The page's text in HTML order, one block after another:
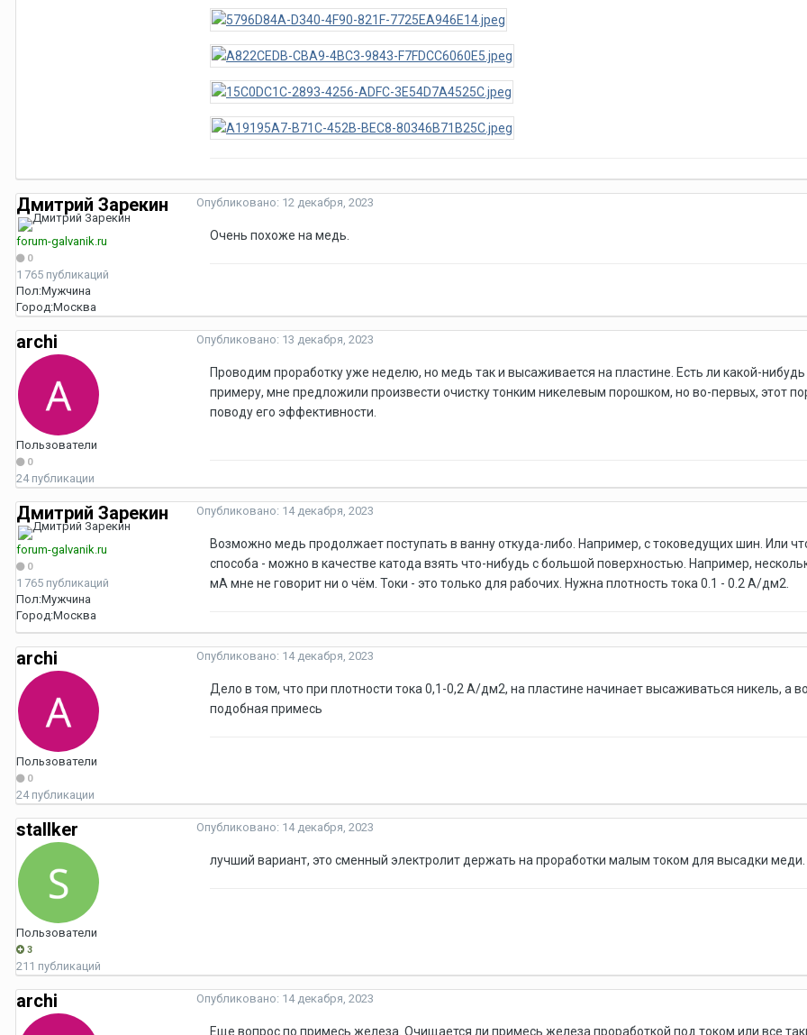
Дмитрий Зарекин
forum-galvanik.ru
0
1 765 публикаций
Пол:Мужчина
Город:Москва
Опубликовано: 12 декабря, 2023
Очень похоже на медь.
archi
Пользователи
0
24 публикации
Опубликовано: 13 декабря, 2023
Проводим проработку уже неделю, но медь так и высаживается на пластине. Есть ли какой-
примеру, мне предложили произвести очистку тонким никелевым порошком, но во-первых, этот
поводу его эффективности.
Дмитрий Зарекин
forum-galvanik.ru
0
1 765 публикаций
Пол:Мужчина
Город:Москва
Опубликовано: 14 декабря, 2023
Возможно медь продолжает поступать в ванну откуда-либо. Например, с токоведущих шин. Или
способа - можно в качестве катода взять что-нибудь с большой поверхностью. Например,
мА мне не говорит ни о чём. Токи - это только для рабочих. Нужна плотность тока 0.1 - 0.2 А/дм2.
archi
Пользователи
0
24 публикации
Опубликовано: 14 декабря, 2023
Дело в том, что при плотности тока 0,1-0,2 А/дм2, на пластине начинает высаживаться никель, а
подобная примесь
stallker
Пользователи
3
211 публикаций
Опубликовано: 14 декабря, 2023
лучший вариант, это сменный электролит держать на проработки малым током для высадки меди.
archi Опубликовано: 14 декабря, 2023
Еще вопрос по примесь железа. Очищается ли примесь железа проработкой под током или все